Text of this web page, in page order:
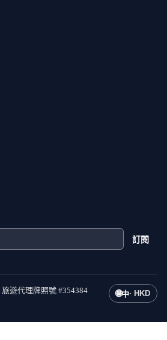
訂閱
旅遊代理牌照號 #354384 🌐中· HKD